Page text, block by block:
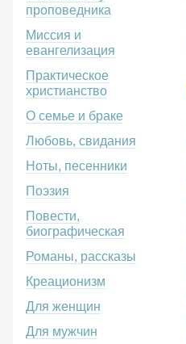
проповедника
Миссия и
евангелизация
Практическое
христианство
О семье и браке
Любовь, свидания
Ноты, песенники
Поэзия
Повести,
биографическая
Романы, рассказы
Креационизм
Для женщин
Для мужчин